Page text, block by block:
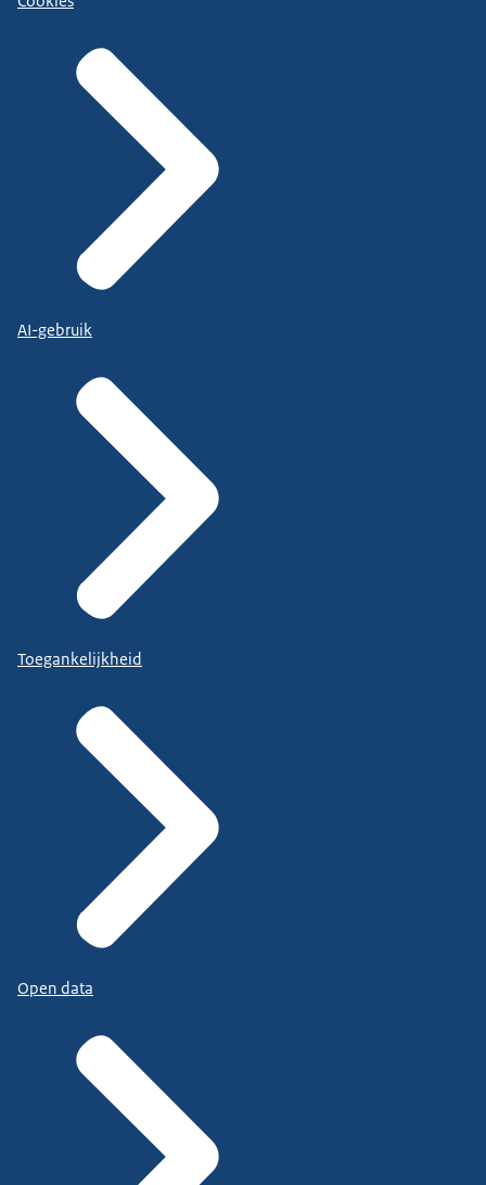
AI-gebruik
Toegankelijkheid
Open data